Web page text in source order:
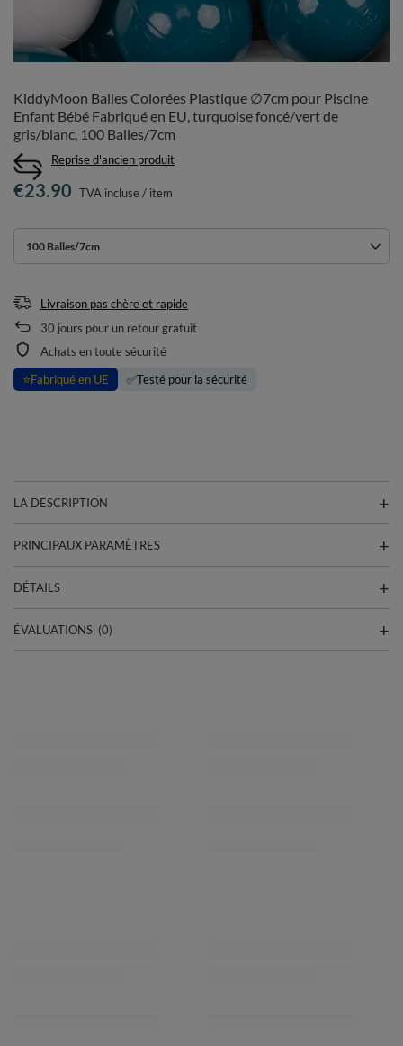
KiddyMoon Balles Colorées Plastique ∅7cm pour Piscine
Enfant Bébé Fabriqué en EU, turquoise foncé/vert de
gris/blanc, 100 Balles/7cm
Reprise d'ancien produit
100 Balles/7cm
€23.90 TVA incluse/ item
Livraison pas chère et rapide
30 jours pour un retour gratuit
Achats en toute sécurité
⭐Fabriqué en UE ✅Testé pour la sécurité
LA DESCRIPTION
PRINCIPAUX PARAMÈTRES
DÉTAILS
ÉVALUATIONS (0)